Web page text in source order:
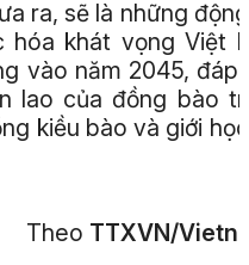
ra, sẽ là những
khát vọng Việt
vào năm 2045, đáp
lao của đồng bào
kiều bào và giới
Theo TTXVN/